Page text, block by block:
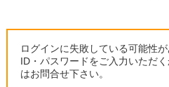
ログインに失敗している可能性
ID・パスワードをご入力いただ
はお問合せ下さい。